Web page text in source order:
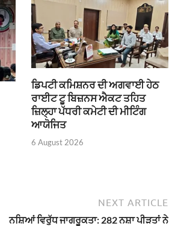
ਡਿਪਟੀ ਕਮਿਸ਼ਨਰ ਦੀ ਅਗਵਾਈ ਹੇਠ
ਰਾਈਟ ਟੂ ਬਿਜ਼ਨਸ ਐਕਟ ਤਹਿਤ
ਜ਼ਿਲ੍ਹਾ ਪੱਧਰੀ ਕਮੇਟੀ ਦੀ ਮੀਟਿੰਗ
ਆਯੋਜਿਤ
6 August 2026
NEXT ARTICLE
ਨਸ਼ਿਆਂ ਵਿਰੁੱਧ ਜਾਗਰੂਕਤਾ: 282 ਨਸ਼ਾ ਪੀੜਤਾਂ ਨੇ